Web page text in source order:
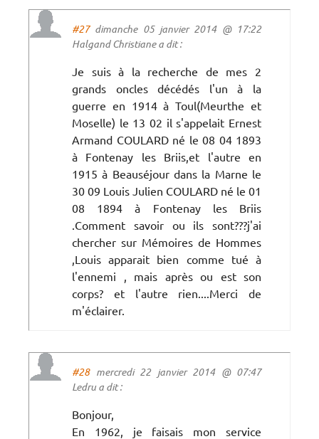
#27dimanche 05 janvier 2014 @ 17:22
Halgand Christiane a dit :
Je suis à la recherche de mes 2
grands oncles décédés l'un à la
guerre en 1914 à Toul(Meurthe et
Moselle) le 13 02 il s'appelait Ernest
Armand COULARD né le 08 04 1893
à Fontenay les Briis,et l'autre en
1915 à Beauséjour dans la Marne le
30 09 Louis Julien COULARD né le 01
08 1894 à Fontenay les Briis
.Comment savoir ou ils sont???j'ai
chercher sur Mémoires de Hommes
,Louis apparait bien comme tué à
l'ennemi , mais après ou est son
corps? et l'autre rien....Merci de
m'éclairer.
#28mercredi 22 janvier 2014 @ 07:47
Ledru a dit :
Bonjour,
En 1962, je faisais mon service